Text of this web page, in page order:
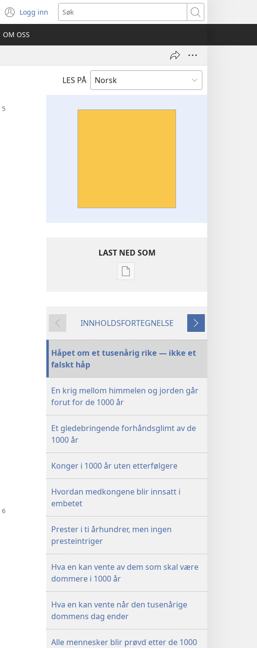
Logg inn
(åpner
nytt
vindu)
Søk
OM OSS
LES PÅ
LAST NED SOM
Nedlastingsalternativer
tusenårige
er
kommet
Forrige
INNHOLDSFORTEGNELSE
Neste
Håpet om et tusenårig rike — ikke et
falskt håp
En krig mellom himmelen og jorden går
forut for de 1000 år
Et gledebringende forhåndsglimt av de
1000 år
Konger i 1000 år uten etterfølgere
Hvordan medkongene blir innsatt i
embetet
Prester i ti århundrer, men ingen
presteintriger
Hva en kan vente av dem som skal være
dommere i 1000 år
Hva en kan vente når den tusenårige
dommens dag ender
Alle mennesker blir prøvd etter de 1000